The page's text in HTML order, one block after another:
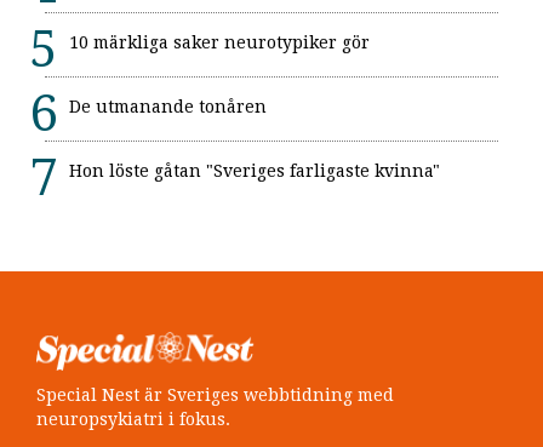
10 märkliga saker neurotypiker gör
De utmanande tonåren
Hon löste gåtan "Sveriges farligaste kvinna"
Special Nest är Sveriges webbtidning med
neuropsykiatri i fokus.